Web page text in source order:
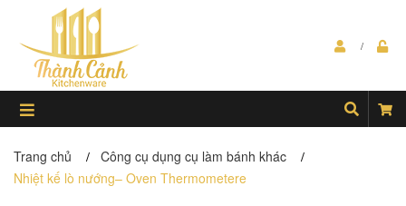
Trang chủ / Công cụ dụng cụ làm bánh khác /
Nhiệt kế lò nướng– Oven Thermometere